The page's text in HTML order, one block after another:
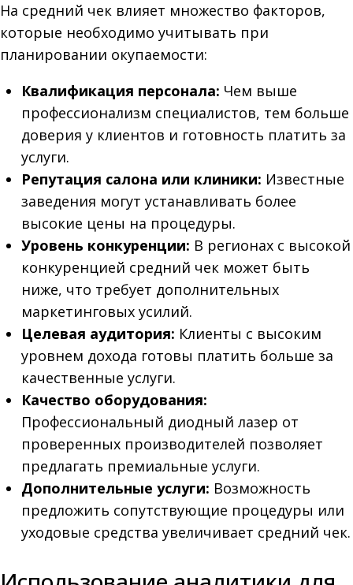
На средний чек влияет множество факторов,
которые необходимо учитывать при
планировании окупаемости:
Квалификация персонала: Чем выше
профессионализм специалистов, тем больше
доверия у клиентов и готовность платить за
услуги.
Репутация салона или клиники: Известные
заведения могут устанавливать более
высокие цены на процедуры.
Уровень конкуренции: В регионах с высокой
конкуренцией средний чек может быть
ниже, что требует дополнительных
маркетинговых усилий.
Целевая аудитория: Клиенты с высоким
уровнем дохода готовы платить больше за
качественные услуги.
Качество оборудования:
Профессиональный диодный лазер от
проверенных производителей позволяет
предлагать премиальные услуги.
Дополнительные услуги: Возможность
предложить сопутствующие процедуры или
уходовые средства увеличивает средний чек.